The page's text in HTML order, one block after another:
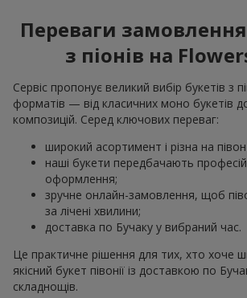
Переваги замовлення
з піонів на
Сервіс пропонує великий вибір букетів з
форматів — від класичних моно букетів
композицій. Серед ключових переваг:
широкий асортимент і різна на півон
наші букети передбачають
оформлення;
зручне онлайн-замовлення, щоб
за лічені хвилини;
доставка по Бучаку у вибраний час.
Це практичне рішення для тих, хто хоче
якісний букет півонії із доставкою по
складнощів.